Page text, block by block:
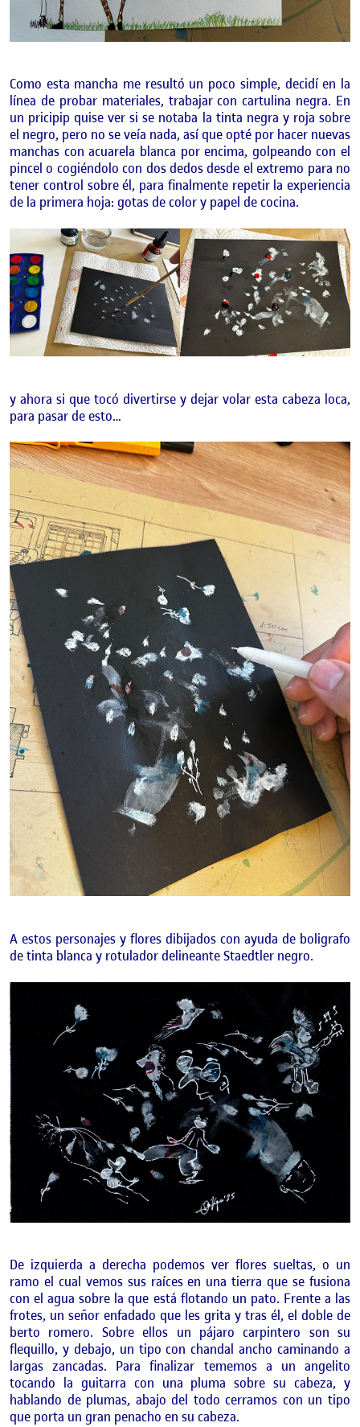
Como esta mancha me resultó un poco simple, decidí en la
línea de probar materiales, trabajar con cartulina negra. En
un pricipip quise ver si se notaba la tinta negra y roja sobre
el negro, pero no se veía nada, así que opté por hacer nuevas
manchas con acuarela blanca por encima, golpeando con el
pincel o cogiéndolo con dos dedos desde el extremo para no
tener control sobre él, para finalmente repetir la experiencia
de la primera hoja: gotas de color y papel de cocina.
y ahora si que tocó divertirse y dejar volar esta cabeza loca,
para pasar de esto…
A estos personajes y flores dibijados con ayuda de boligrafo
de tinta blanca y rotulador delineante Staedtler negro.
De izquierda a derecha podemos ver flores sueltas, o un
ramo el cual vemos sus raíces en una tierra que se fusiona
con el agua sobre la que está flotando un pato. Frente a las
frotes, un señor enfadado que les grita y tras él, el doble de
berto romero. Sobre ellos un pájaro carpintero son su
flequillo, y debajo, un tipo con chandal ancho caminando a
largas zancadas. Para finalizar tememos a un angelito
tocando la guitarra con una pluma sobre su cabeza, y
hablando de plumas, abajo del todo cerramos con un tipo
que porta un gran penacho en su cabeza.